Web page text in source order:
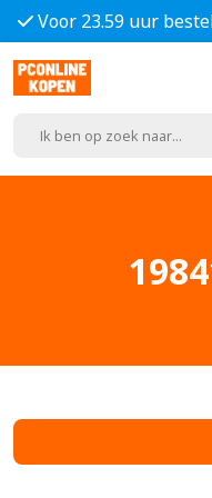
Voor 23.59 uur